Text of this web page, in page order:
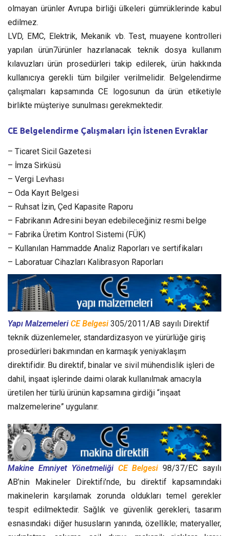
olmayan ürünler Avrupa birliği ülkeleri gümrüklerinde kabul
edilmez.
LVD, EMC, Elektrik, Mekanik vb. Test, muayene kontrolleri
yapılan ürün7ürünler hazırlanacak teknik dosya kullanım
kılavuzları ürün prosedürleri takip edilerek, ürün hakkında
kullanıcıya gerekli tüm bilgiler verilmelidir. Belgelendirme
çalışmaları kapsamında CE logosunun da ürün etiketiyle
birlikte müşteriye sunulması gerekmektedir.
CE Belgelendirme Çalışmaları İçin İstenen Evraklar
– Ticaret Sicil Gazetesi
– İmza Sirküsü
– Vergi Levhası
– Oda Kayıt Belgesi
– Ruhsat İzin, Çed Kapasite Raporu
– Fabrikanın Adresini beyan edebileceğiniz resmi belge
– Fabrika Üretim Kontrol Sistemi (FÜK)
– Kullanılan Hammadde Analiz Raporları ve sertifikaları
– Laboratuar Cihazları Kalibrasyon Raporları
Yapı Malzemeleri CE Belgesi 305/2011/AB sayılı Direktif
teknik düzenlemeler, standardizasyon ve yürürlüğe giriş
prosedürleri bakımından en karmaşık yeniyaklaşım
direktifidir. Bu direktif, binalar ve sivil mühendislik işleri de
dahil, inşaat işlerinde daimi olarak kullanılmak amacıyla
üretilen her türlü ürünün kapsamına girdiği “inşaat
malzemelerine” uygulanır.
Makine Emniyet Yönetmeliği CE Belgesi98/37/EC sayılı
AB’nin Makineler Direktifi’nde, bu direktif kapsamındaki
makinelerin karşılamak zorunda oldukları temel gerekler
tespit edilmektedir. Sağlık ve güvenlik gerekleri, tasarım
esnasındaki diğer hususların yanında, özellikle; materyaller,